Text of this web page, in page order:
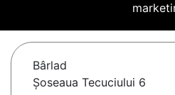
Bârlad
Șoseaua Tecuciului 6